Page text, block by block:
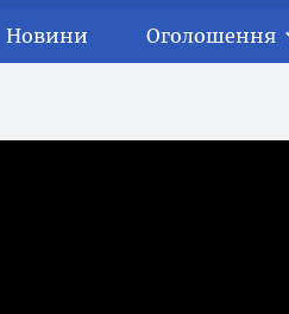
Новини Оголошення